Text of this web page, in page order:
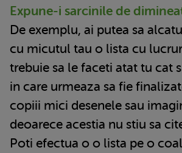
Expune-i sarcinile de
De exemplu, ai putea sa
cu micutul tau o lista cu
trebuie sa le faceti atat tu cat
in care urmeaza sa fie
copiii mici desenele sau
deoarece acestia nu stiu sa
Poti efectua o o lista pe o